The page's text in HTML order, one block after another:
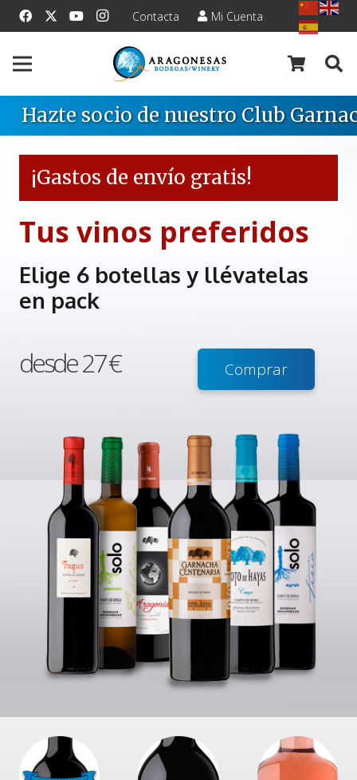
Contacta Mi Cuenta
Hazte socio de nuestro Club
¡Gastos de envío gratis!
Tus vinos preferidos
Elige 6 botellas y llévatelas
en pack
desde 27 € Comprar